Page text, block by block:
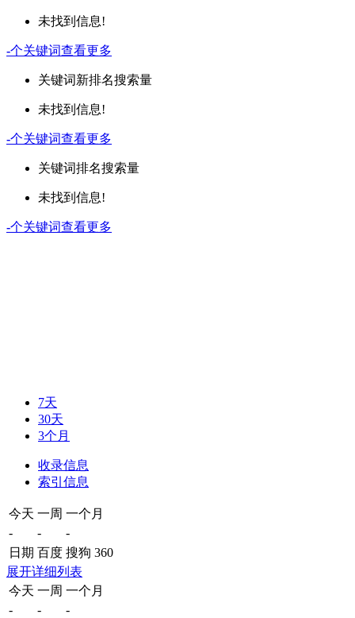
未找到信息!
-个关键词查看更多
关键词新排名搜索量
未找到信息!
-个关键词查看更多
关键词排名搜索量
未找到信息!
-个关键词查看更多
7天
30天
3个月
收录信息
索引信息
今天 一周 一个月
-
-
-
日期 百度 搜狗 360
展开详细列表
今天 一周 一个月
-
-
-